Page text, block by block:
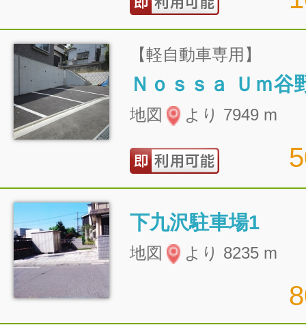
【軽自動車専用】
Ｎｏｓｓａ Ｕｍ谷
地図 より 7949 m
下九沢駐車場1
地図 より 8235 m